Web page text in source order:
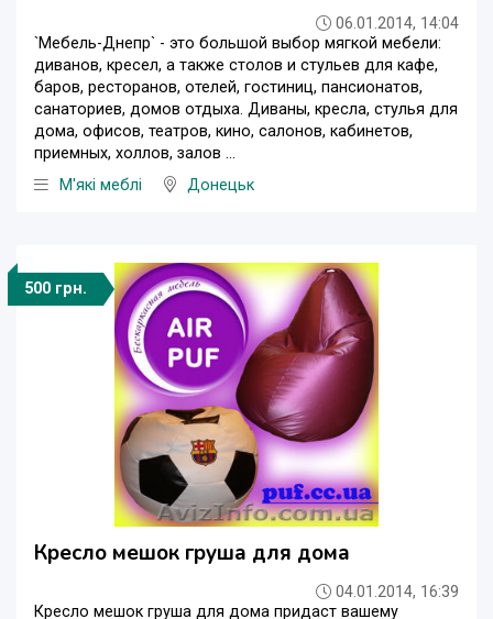
06.01.2014, 14:04
`Мебель-Днепр` - это большой выбор мягкой мебели:
диванов, кресел, а также столов и стульев для кафе,
баров, ресторанов, отелей, гостиниц, пансионатов,
санаториев, домов отдыха. Диваны, кресла, стулья для
дома, офисов, театров, кино, салонов, кабинетов,
приемных, холлов, залов ...
М'які меблі
Донецьк
500 грн.
Кресло мешок груша для дома
04.01.2014, 16:39
Кресло мешок груша для дома придаст вашему